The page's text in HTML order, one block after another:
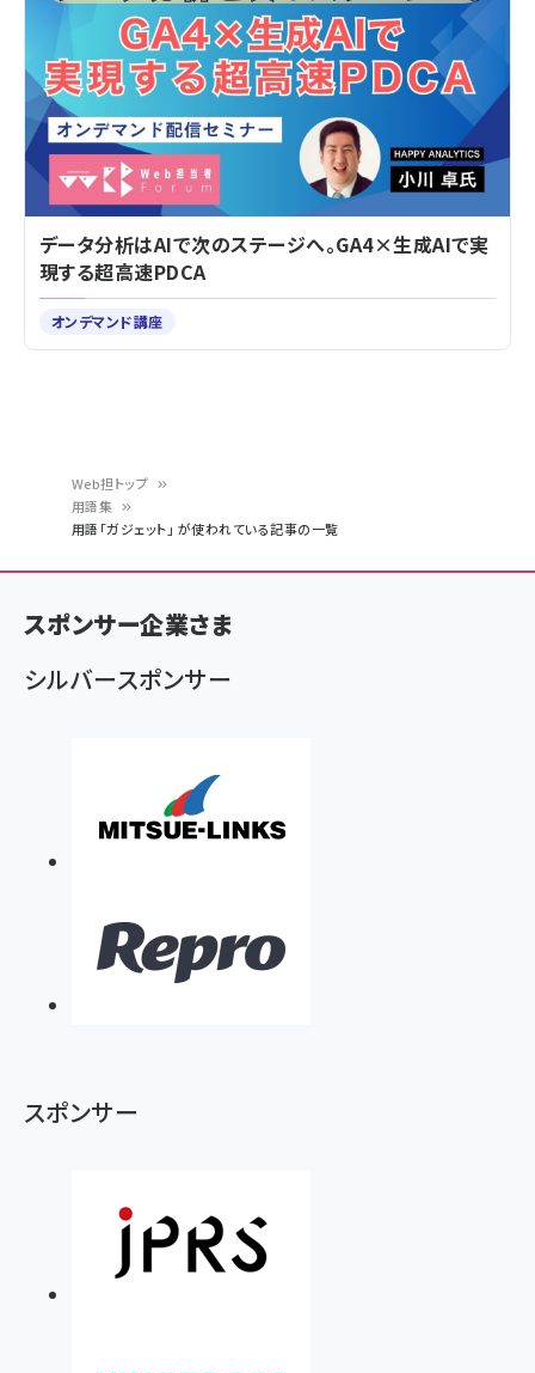
ン
く
ず
Web担トップ
用語集
用語「ガジェット」 が使われている記事の一覧
データ分析はAIで次のステージへ。GA4×生成AIで実
現する超高速PDCA
オンデマンド講座
スポンサー企業さま
シルバースポンサー
スポンサー